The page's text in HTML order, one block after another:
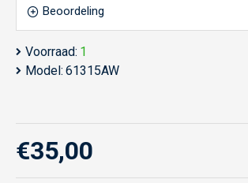
Beoordeling
Voorraad: 1
Model: 61315AW
€35,00